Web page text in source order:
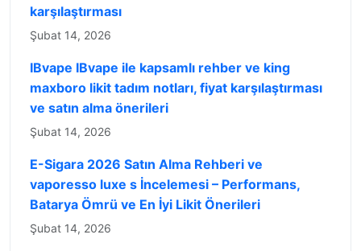
karşılaştırması
Şubat 14, 2026
IBvape IBvape ile kapsamlı rehber ve king
maxboro likit tadım notları, fiyat karşılaştırması
ve satın alma önerileri
Şubat 14, 2026
E-Sigara 2026 Satın Alma Rehberi ve
vaporesso luxe s İncelemesi – Performans,
Batarya Ömrü ve En İyi Likit Önerileri
Şubat 14, 2026